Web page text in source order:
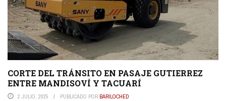
CORTE DEL TRÁNSITO EN PASAJE GUTIERREZ
ENTRE MANDISOVÍ Y TACUARÍ
2 JULIO, 2025 PUBLICADO POR BARILOCHED